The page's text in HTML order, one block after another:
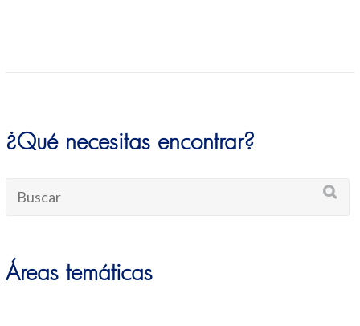
¿Qué necesitas encontrar?
Áreas temáticas